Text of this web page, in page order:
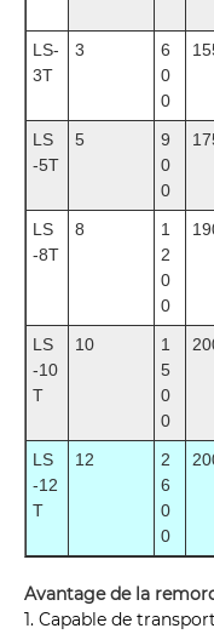
LS-
3T
3
6
0
0
LS
-5T
5
9
0
0
LS
-8T
8
1
2
0
0
LS
-10
T
10
1
5
0
0
LS
-12
T
12
2
6
0
0
Avantage de la
1. Capable de